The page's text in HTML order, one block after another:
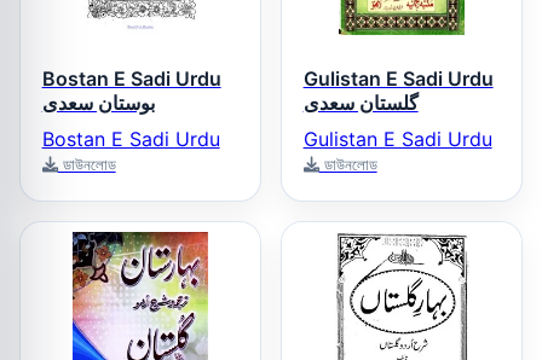
Bostan E Sadi Urdu
بوستان سعدی
Bostan E Sadi Urdu
ডাউনলোড
Gulistan E Sadi Urdu
گلستان سعدی
Gulistan E Sadi Urdu
ডাউনলোড